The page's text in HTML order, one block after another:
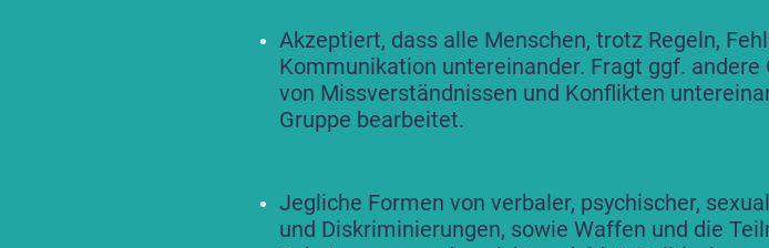
Akzeptiert, dass alle Menschen, trotz Regeln,
Kommunikation untereinander. Fragt ggf.
von Missverständnissen und Konflikten
Gruppe bearbeitet.
Jegliche Formen von verbaler, psychischer,
und Diskriminierungen, sowie Waffen und die